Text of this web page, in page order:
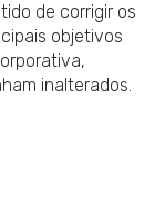
de corrigir os
objetivos
inalterados.